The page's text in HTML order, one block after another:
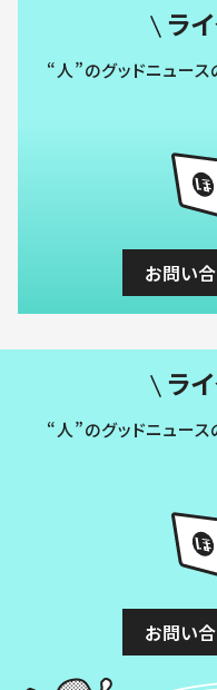
ラ
“人”のグッドニュース
お問い
ラ
“人”のグッドニュース
お問い